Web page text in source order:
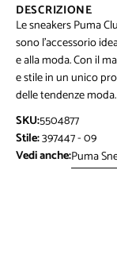
DESCRIZIONE
Le sneakers Puma
sono l'accessorio
e alla moda. Con il
e stile in un unico
delle tendenze moda.
SKU:5504877
Stile:397447 - 09
Vedi anche:Puma